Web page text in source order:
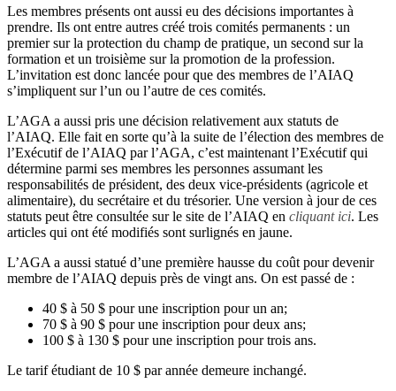
Les membres présents ont aussi eu des décisions importantes à
prendre. Ils ont entre autres créé trois comités permanents : un
premier sur la protection du champ de pratique, un second sur la
formation et un troisième sur la promotion de la profession.
L’invitation est donc lancée pour que des membres de l’AIAQ
s’impliquent sur l’un ou l’autre de ces comités.
L’AGA a aussi pris une décision relativement aux statuts de
l’AIAQ. Elle fait en sorte qu’à la suite de l’élection des membres de
l’Exécutif de l’AIAQ par l’AGA, c’est maintenant l’Exécutif qui
détermine parmi ses membres les personnes assumant les
responsabilités de président, des deux vice-présidents (agricole et
alimentaire), du secrétaire et du trésorier. Une version à jour de ces
statuts peut être consultée sur le site de l’AIAQ en cliquant ici. Les
articles qui ont été modifiés sont surlignés en jaune.
L’AGA a aussi statué d’une première hausse du coût pour devenir
membre de l’AIAQ depuis près de vingt ans. On est passé de :
40 $ à 50 $ pour une inscription pour un an;
70 $ à 90 $ pour une inscription pour deux ans;
100 $ à 130 $ pour une inscription pour trois ans.
Le tarif étudiant de 10 $ par année demeure inchangé.